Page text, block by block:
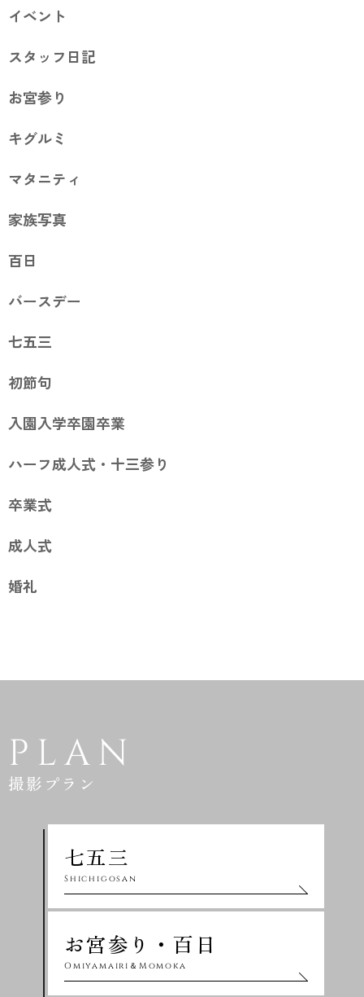
イベント
スタッフ日記
お宮参り
キグルミ
マタニティ
家族写真
百日
バースデー
七五三
初節句
入園入学卒園卒業
ハーフ成人式・十三参り
卒業式
成人式
婚礼
PLAN
撮影プラン
七五三
Shichigosan
お宮参り・百日
Omiyamairi＆Momoka